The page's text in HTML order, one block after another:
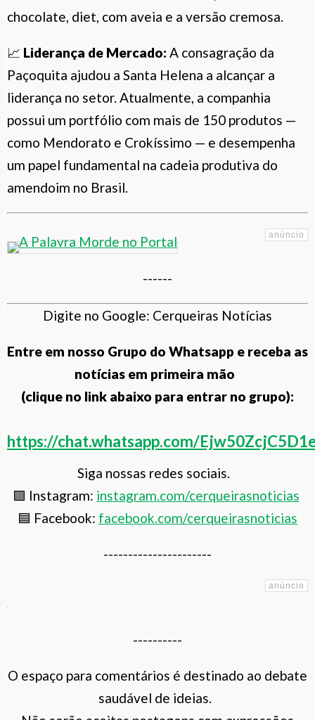
chocolate, diet, com aveia e a versão cremosa.
📈 Liderança de Mercado: A consagração da
Paçoquita ajudou a Santa Helena a alcançar a
liderança no setor. Atualmente, a companhia
possui um portfólio com mais de 150 produtos —
como Mendorato e Crokíssimo — e desempenha
um papel fundamental na cadeia produtiva do
amendoim no Brasil.
------
Digite no Google: Cerqueiras Notícias
Entre em nosso Grupo do Whatsapp e receba as
notícias em primeira mão
(clique no link abaixo para entrar no grupo):
https://chat.whatsapp.com/
Siga nossas redes sociais.
🟪 Instagram: instagram.com/cerqueirasnoticias
🟦 Facebook: facebook.com/cerqueirasnoticias
----------------------
----------
O espaço para comentários é destinado ao debate
saudável de ideias.